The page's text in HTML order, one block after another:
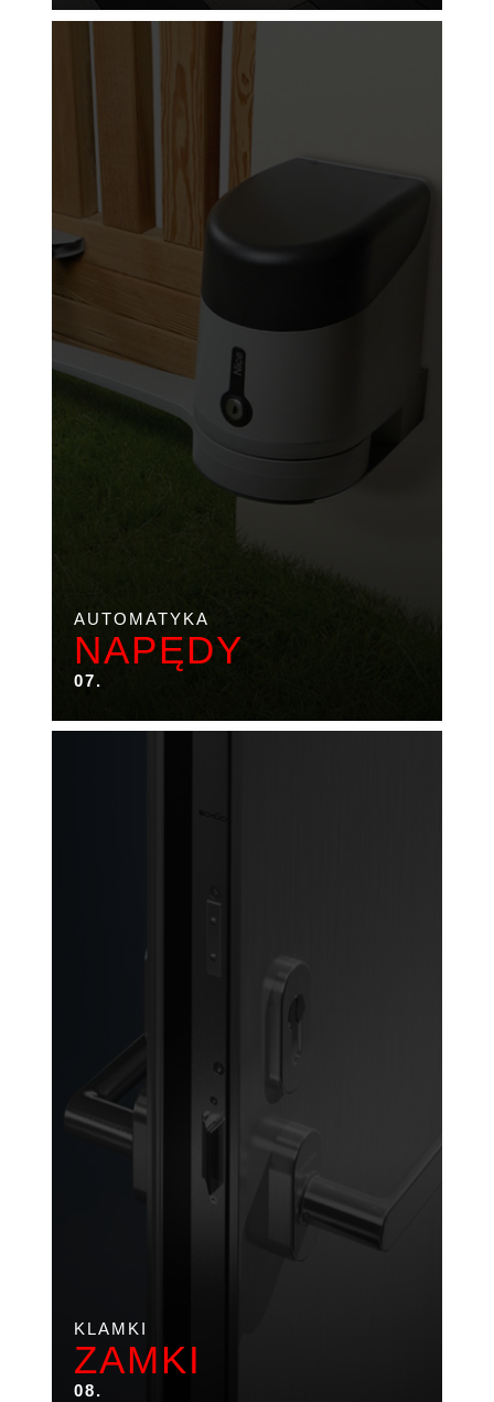
AUTOMATYKA
NAPĘDY
07.
KLAMKI
ZAMKI
08.